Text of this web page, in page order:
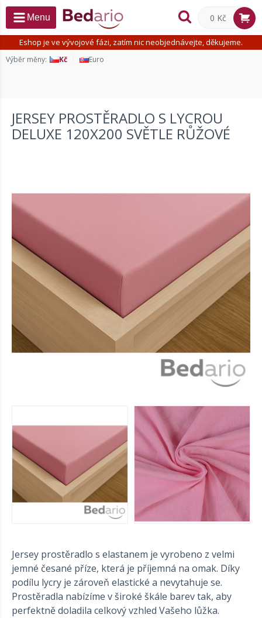
Eshop je ve vývojové fázi, zatím nic neobjednávejte, děkujeme.
Výběr měny: Kč Euro
Menu 0 Kč
JERSEY PROSTĚRADLO S LYCROU
DELUXE 120X200 SVĚTLE RŮŽOVÉ
Jersey prostěradlo s elastanem je vyrobeno z velmi
jemné česané příze, která je příjemná na omak. Díky
podílu lycry je zároveň elastické a nevytahuje se.
Prostěradla nabízíme v široké škále barev tak, aby
perfektně doladila celkový vzhled Vašeho lůžka.